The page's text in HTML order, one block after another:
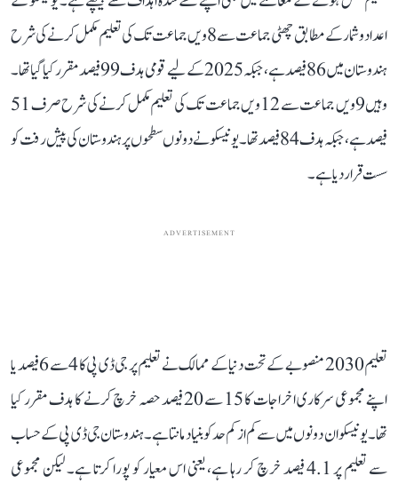
اعداد و شمار کے مطابق چھٹی جماعت سے 8ویں جماعت تک کی تعلیم مکمل کرنے کی شرح
ہندوستان میں 86 فیصد ہے، جبکہ 2025 کے لیے قومی ہدف 99 فیصد مقرر کیا گیا تھا۔
وہیں 9ویں جماعت سے 12ویں جماعت تک کی تعلیم مکمل کرنے کی شرح صرف 51
فیصد ہے، جبکہ ہدف 84 فیصد تھا۔ یونیسکو نے دونوں سطحوں پر ہندوستان کی پیش رفت کو
سست قرار دیا ہے۔
ADVERTISEMENT
تعلیم 2030 منصوبے کے تحت دنیا کے ممالک نے تعلیم پر جی ڈی پی کا 4 سے 6 فیصد یا
اپنے مجموعی سرکاری اخراجات کا 15 سے 20 فیصد حصہ خرچ کرنے کا ہدف مقرر کیا
تھا۔ یونیسکو ان دونوں میں سے کم از کم حد کو بنیاد مانتا ہے۔ ہندوستان جی ڈی پی کے حساب
سے تعلیم پر 4.1 فیصد خرچ کر رہا ہے، یعنی اس معیار کو پورا کرتا ہے۔ لیکن مجموعی